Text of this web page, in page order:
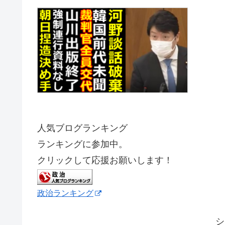
人気ブログランキング
ランキングに参加中。
クリックして応援お願いします！
政治ランキング